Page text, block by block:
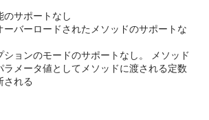
のサポートなし
ーバーロードされたメソッドのサポートな
ションのモードのサポートなし。
メソッド
ラメータ値としてメソッドに渡される定数
される